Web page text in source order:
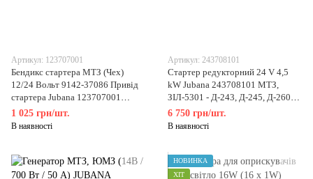
Артикул: 123707001
Бендикс стартера МТЗ (Чех)
12/24 Вольт 9142-37086 Привід
стартера Jubana 123707001
(Литва)
1 025 грн/шт.
В наявності
Артикул: 243708101
Стартер редукторний 24 V 4,5
kW Jubana 243708101 МТЗ,
ЗІЛ-5301 - Д-243, Д-245, Д-260
посилений
6 750 грн/шт.
В наявності
НОВИНКА
ХІТ